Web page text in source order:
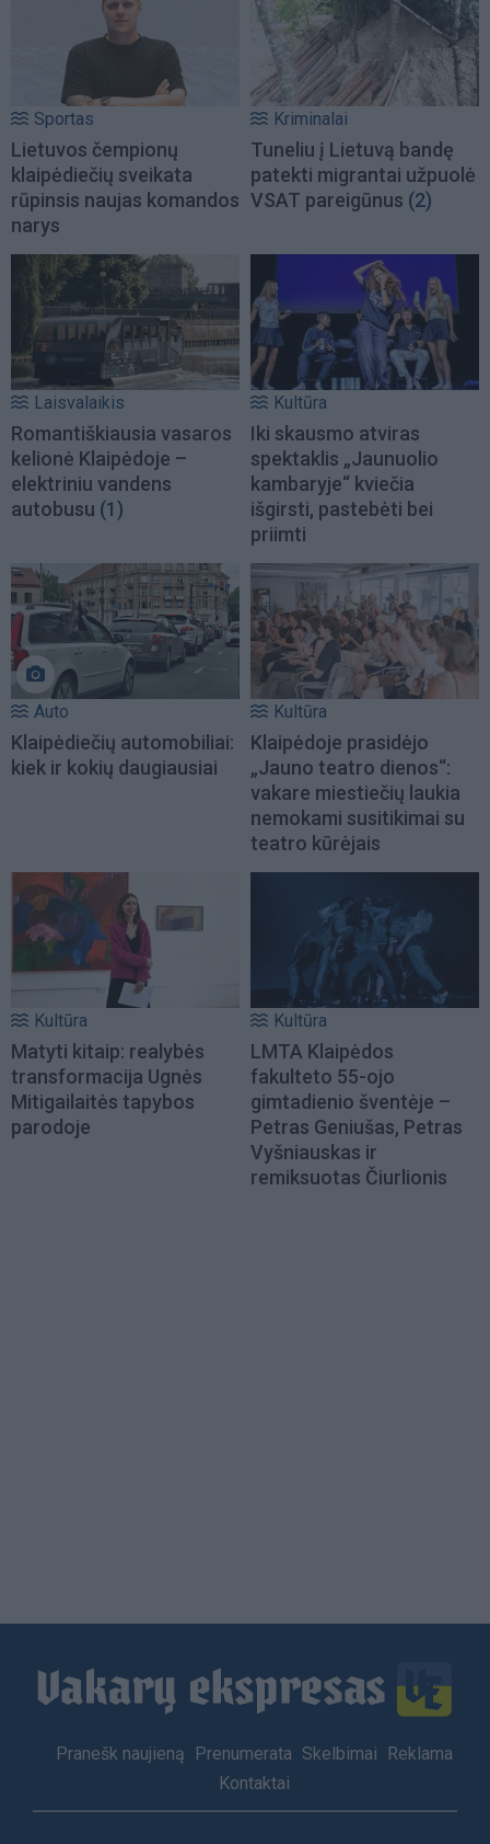
Sportas
Lietuvos čempionų
klaipėdiečių sveikata
rūpinsis naujas komandos
narys
Kriminalai
Tuneliu į Lietuvą bandę
patekti migrantai užpuolė
VSAT pareigūnus (2)
Laisvalaikis
Romantiškiausia vasaros
kelionė Klaipėdoje –
elektriniu vandens
autobusu (1)
Kultūra
Iki skausmo atviras
spektaklis „Jaunuolio
kambaryje“ kviečia
išgirsti, pastebėti bei
priimti
Auto
Klaipėdiečių automobiliai:
kiek ir kokių daugiausiai
Kultūra
Klaipėdoje prasidėjo
„Jauno teatro dienos“:
vakare miestiečių laukia
nemokami susitikimai su
teatro kūrėjais
Kultūra
Matyti kitaip: realybės
transformacija Ugnės
Mitigailaitės tapybos
parodoje
Kultūra
LMTA Klaipėdos
fakulteto 55-ojo
gimtadienio šventėje –
Petras Geniušas, Petras
Vyšniauskas ir
remiksuotas Čiurlionis
Footer
Pranešk naujieną Prenumerata Skelbimai
Reklama
Kontaktai